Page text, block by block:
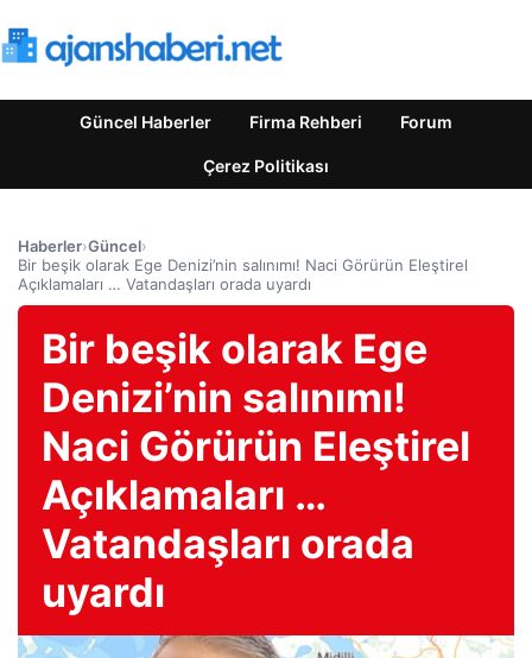
Güncel Haberler Firma Rehberi Forum
Çerez Politikası
Haberler›Güncel›
Bir beşik olarak Ege Denizi’nin salınımı! Naci Görürün Eleştirel
Açıklamaları … Vatandaşları orada uyardı
Bir beşik olarak Ege
Denizi’nin salınımı!
Naci Görürün Eleştirel
Açıklamaları …
Vatandaşları orada
uyardı